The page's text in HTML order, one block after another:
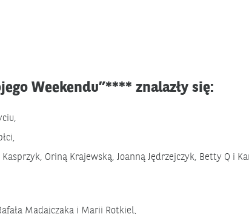
Weekendu”**** znalazły się:
Oriną Krajewską, Joanną Jędrzejczyk, Betty Q i
Madajczaka i Marii Rotkiel,